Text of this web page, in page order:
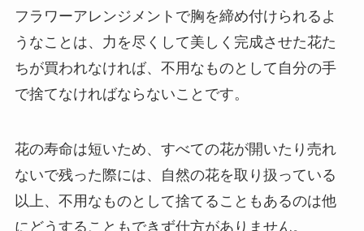
フラワーアレンジメントで胸を締め付けられるよ
うなことは、力を尽くして美しく完成させた花た
ちが買われなければ、不用なものとして自分の手
で捨てなければならないことです。
花の寿命は短いため、すべての花が開いたり売れ
ないで残った際には、自然の花を取り扱っている
以上、不用なものとして捨てることもあるのは他
にどうすることもできず仕方がありません。